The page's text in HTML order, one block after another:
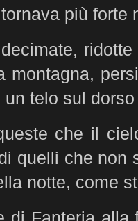
più forte
montagna,
telo sul
che il
quelli che non
notte, come